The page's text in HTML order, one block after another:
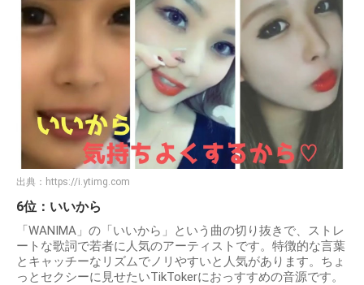
出典： https://i.ytimg.com
6位：いいから
「WANIMA」の「いいから」という曲の切り抜きで、ストレ
ートな歌詞で若者に人気のアーティストです。特徴的な言葉
とキャッチーなリズムでノリやすいと人気があります。ちょ
っとセクシーに見せたいTikTokerにおっすすめの音源です。